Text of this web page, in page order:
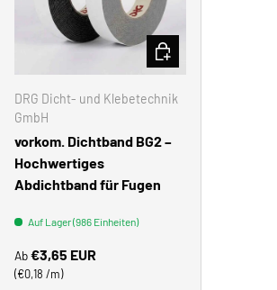
DRG Dicht- und Klebetechnik
GmbH
vorkom. Dichtband BG2 –
Hochwertiges
Abdichtband für Fugen
Auf Lager (986 Einheiten)
Normaler Preis
Ab€3,65 EUR
Grundpreis
€0,18 /m
OPTIONEN AUSWÄHLEN